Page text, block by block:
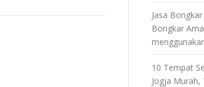
Jasa
Bongkar
10 Tempat
Jogja Murah,